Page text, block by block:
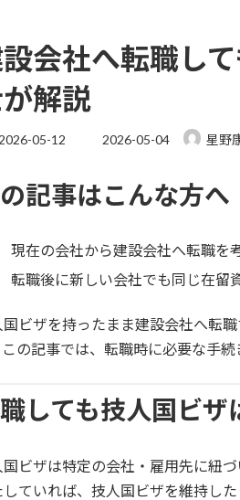
会社へ転職し
解説
2026-05-12
最
新
日
:
2026-05-04 星野
記事はこんな方へ
現在の会社から建設会社へ転職を
転職後に新しい会社でも同じ在留
国ビザを持ったまま建設会社へ転
この記事では、転職時に必要な手
しても技人国ビザ
国ビザは特定の会社・雇用先に紐
ていれば、技人国ビザを維持した